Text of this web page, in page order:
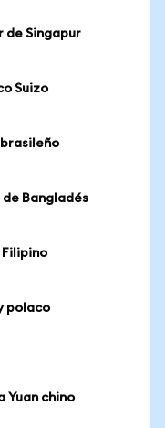
de Singapur
Suizo
brasileño
de Bangladés
Filipino
polaco
Yuan chino